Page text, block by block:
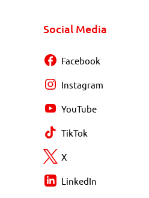
Social Media
Facebook
Instagram
YouTube
TikTok
X
LinkedIn